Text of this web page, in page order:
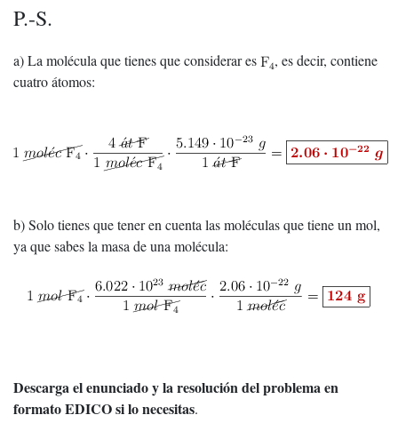
P.-S.
a) La molécula que tienes que considerar es
, es decir, contiene
cuatro átomos:
b) Solo tienes que tener en cuenta las moléculas que tiene un mol,
ya que sabes la masa de una molécula:
Descarga el enunciado y la resolución del problema en
formato EDICO si lo necesitas.